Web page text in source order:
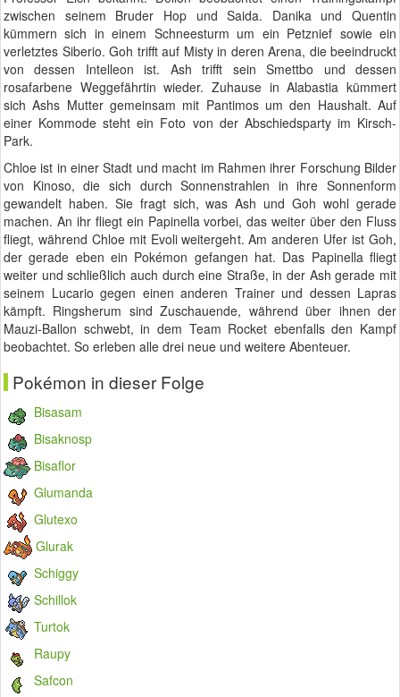
zwischen seinem Bruder Hop und Saida. Danika und Quentin
kümmern sich in einem Schneesturm um ein Petznief sowie ein
verletztes Siberio. Goh trifft auf Misty in deren Arena, die beeindruckt
von dessen Intelleon ist. Ash trifft sein Smettbo und dessen
rosafarbene Weggefährtin wieder. Zuhause in Alabastia kümmert
sich Ashs Mutter gemeinsam mit Pantimos um den Haushalt. Auf
einer Kommode steht ein Foto von der Abschiedsparty im Kirsch-
Park.
Chloe ist in einer Stadt und macht im Rahmen ihrer Forschung Bilder
von Kinoso, die sich durch Sonnenstrahlen in ihre Sonnenform
gewandelt haben. Sie fragt sich, was Ash und Goh wohl gerade
machen. An ihr fliegt ein Papinella vorbei, das weiter über den Fluss
fliegt, während Chloe mit Evoli weitergeht. Am anderen Ufer ist Goh,
der gerade eben ein Pokémon gefangen hat. Das Papinella fliegt
weiter und schließlich auch durch eine Straße, in der Ash gerade mit
seinem Lucario gegen einen anderen Trainer und dessen Lapras
kämpft. Ringsherum sind Zuschauende, während über ihnen der
Mauzi-Ballon schwebt, in dem Team Rocket ebenfalls den Kampf
beobachtet. So erleben alle drei neue und weitere Abenteuer.
Pokémon in dieser Folge
Bisasam
Bisaknosp
Bisaflor
Glumanda
Glutexo
Glurak
Schiggy
Schillok
Turtok
Raupy
Safcon